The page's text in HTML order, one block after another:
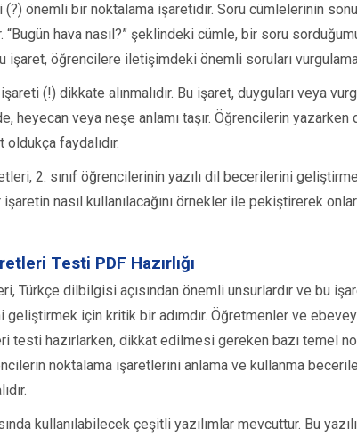
(?) önemli bir noktalama işaretidir. Soru cümlelerinin
hava nasıl?” şeklindeki cümle, bir soru
işaret, öğrencilere iletişimdeki önemli soruları vurgulama
(!) dikkate alınmalıdır. Bu işaret, duyguları veya
heyecan veya neşe anlamı taşır. Öğrencilerin
oldukça faydalıdır.
2. sınıf öğrencilerinin yazılı dil becerilerini
işaretin nasıl kullanılacağını örnekler ile pekiştirerek
Testi PDF Hazırlığı
Türkçe dilbilgisi açısından önemli unsurlardır ve bu
için kritik bir adımdır. Öğretmenler ve
testi hazırlarken, dikkat edilmesi gereken bazı temel
noktalama işaretlerini anlama ve kullanma
kullanılabilecek çeşitli yazılımlar mevcuttur. Bu